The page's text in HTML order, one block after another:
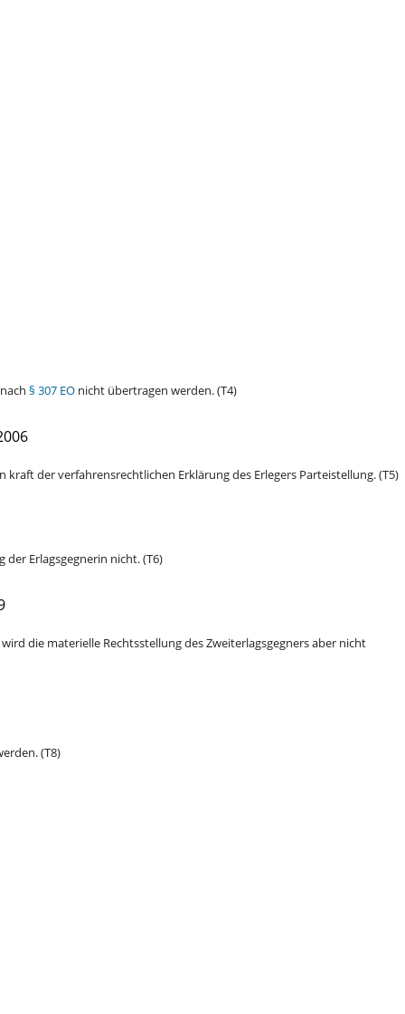
§ 307 EO nicht übertragen werden. (T4)
der verfahrensrechtlichen Erklärung des Erlegers Parteistellung. (T5)
der Erlagsgegnerin nicht. (T6)
die materielle Rechtsstellung des Zweiterlagsgegners aber nicht
(T8)